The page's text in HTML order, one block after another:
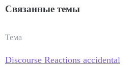
Связанные темы
Тема
Discourse Reactions accidental